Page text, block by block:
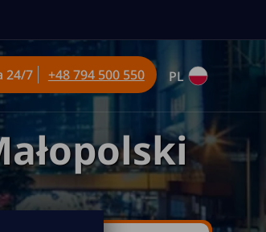
24/7 +48 794 500 550 PL